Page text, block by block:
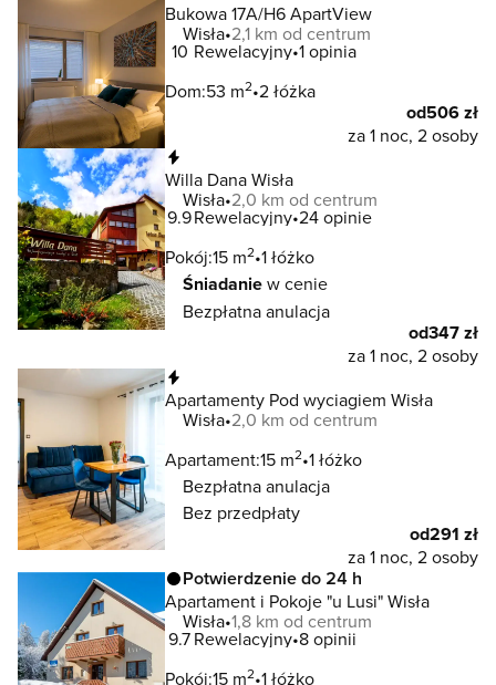
Bukowa 17A/H6 ApartView
Wisła 2,1 km od centrum
10 Rewelacyjny 1 opinia
Dom:53 m2 2 łóżka
od506 zł
za 1 noc, 2 osoby
Willa Dana Wisła
Wisła 2,0 km od centrum
9.9Rewelacyjny 24 opinie
Pokój:15 m2 1 łóżko
Śniadaniew cenie
Bezpłatna anulacja
od347 zł
za 1 noc, 2 osoby
Apartamenty Pod wyciagiem Wisła
Wisła 2,0 km od centrum
Apartament:15 m2 1 łóżko
Bezpłatna anulacja
Bez przedpłaty
od291 zł
za 1 noc, 2 osoby
Potwierdzenie do 24 h
Apartament i Pokoje "u Lusi" Wisła
Wisła 1,8 km od centrum
9.7Rewelacyjny 8 opinii
Pokój:15 m2 1 łóżko